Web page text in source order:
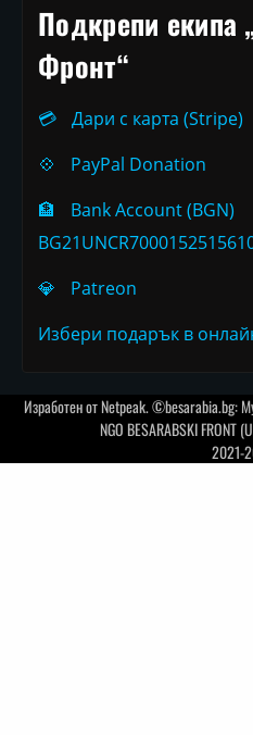
Подкрепи екипа
Фронт“
💳
Дари с карта (Stripe)
💠
PayPal Donation
🏦
Bank Account (BGN)
💎
Patreon
Избери подарък в
Изработен отNetpeak. ©besarabia.bg:
NGO BESARABSKI FRONT
2021-